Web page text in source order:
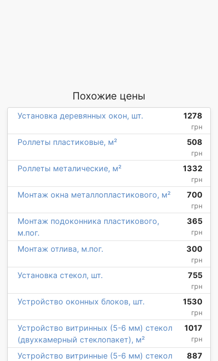
Похожие цены
Установка деревянных окон, шт. 1278
грн
Роллеты пластиковые, м² 508
грн
Роллеты металические, м² 1332
грн
Монтаж окна металлопластикового, м² 700
грн
Монтаж подоконника пластикового,
м.пог.
365
грн
Монтаж отлива, м.пог. 300
грн
Установка стекол, шт. 755
грн
Устройство оконных блоков, шт. 1530
грн
Устройство витринных (5-6 мм) стекол
(двухкамерный стеклопакет), м²
1017
грн
Устройство витринные (5-6 мм) стекол
887